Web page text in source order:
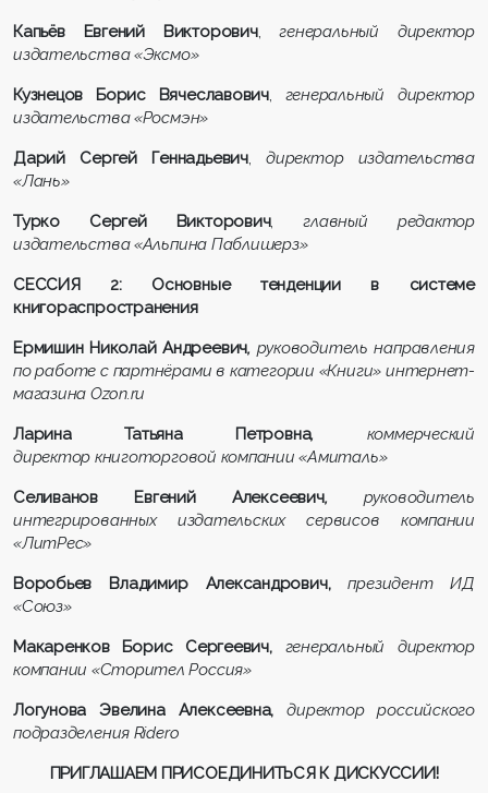
Капьёв Евгений Викторович,генеральный директор
издательства «Эксмо»
Кузнецов Борис Вячеславович, генеральный директор
издательства «Росмэн»
Дарий Сергей Геннадьевич,директор издательства
«Лань»
Турко Сергей Викторович,главный редактор
издательства «Альпина Паблишерз»
СЕССИЯ 2: Основные тенденции в системе
книгораспространения
Ермишин Николай Андреевич, руководитель направления
по работе с партнёрами в категории «Книги» интернет-
магазина Ozon.ru
Ларина Татьяна Петровна, коммерческий
директор книготорговой компании «Амиталь»
Селиванов Евгений Алексеевич, руководитель
интегрированных издательских сервисов компании
«ЛитРес»
Воробьев Владимир Александрович,президент ИД
«Союз»
Макаренков Борис Сергеевич, генеральный директор
компании «Сторител Россия»
Логунова Эвелина Алексеевна,директор российского
подразделения Ridero
ПРИГЛАШАЕМ ПРИСОЕДИНИТЬСЯ К ДИСКУССИИ!